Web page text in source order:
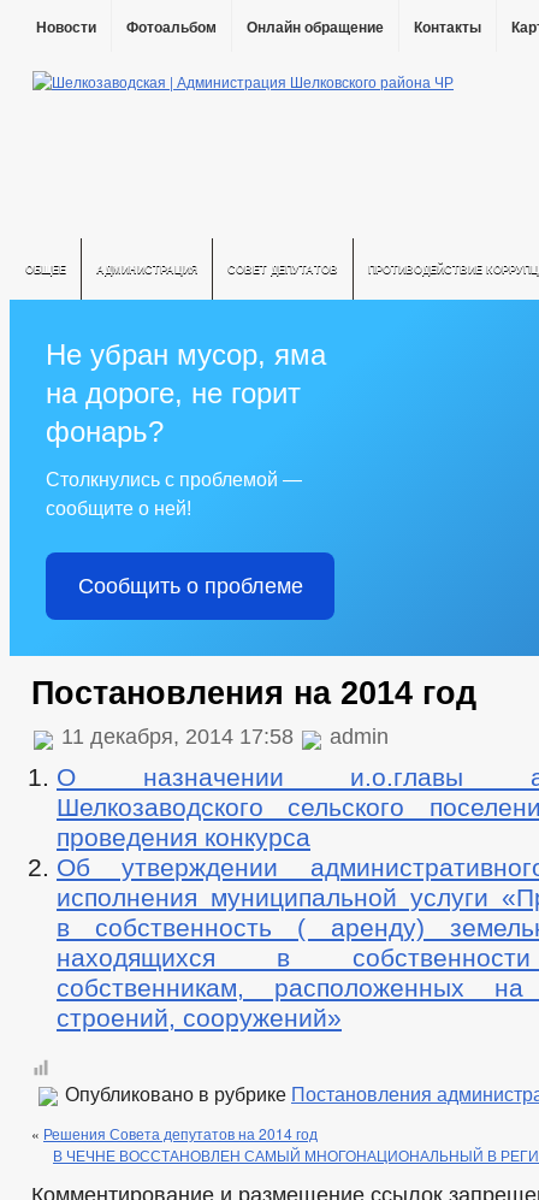
Новости Фотоальбом Онлайн обращение Контакты
ОБЩЕЕ АДМИНИСТРАЦИЯ СОВЕТ ДЕПУТАТОВ ПРОТИВОДЕЙСТВИЕ
Не убран мусор, яма
на дороге, не горит
фонарь?
Столкнулись с проблемой —
сообщите о ней!
Сообщить о проблеме
Постановления на 2014 год
11 декабря, 2014 17:58 admin
О назначении и.о.главы
Шелкозаводского сельского
проведения конкурса
Об утверждении
исполнения муниципальной услуги
в собственность ( аренду)
находящихся в
собственникам, расположенных
строений, сооружений»
Опубликовано в рубрике Постановления
« Решения Совета депутатов на 2014 год
В ЧЕЧНЕ ВОССТАНОВЛЕН САМЫЙ МНОГОНАЦИОНАЛЬНЫЙ В
Комментирование и размещение ссылок